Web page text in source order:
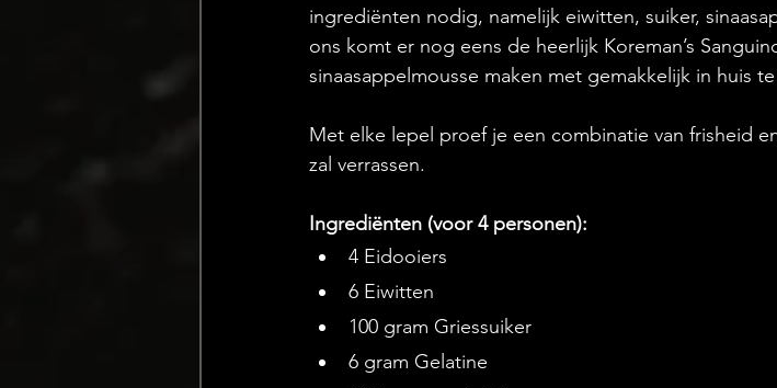
ingrediënten nodig, namelijk eiwitten, suiker,
ons komt er nog eens de heerlijk Koreman’s
sinaasappelmousse maken met gemakkelijk in huis
Met elke lepel proef je een combinatie van frisheid
zal verrassen.
Ingrediënten (voor 4 personen):
4 Eidooiers
6 Eiwitten
100 gram Griessuiker
6 gram Gelatine